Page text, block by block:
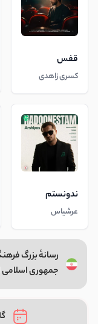
قفس
کسری زاهدی
ندونستم
عرشیاس
رسانهٔ بزرگ
جمهوری اسلامی